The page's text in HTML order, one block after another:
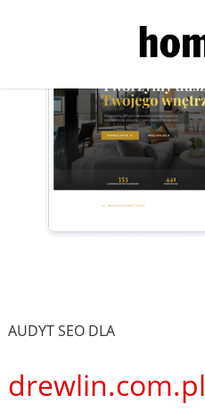
AUDYT SEO DLA
drewlin.com.pl